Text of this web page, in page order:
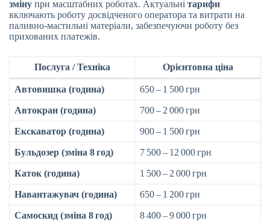
зміну при масштабних роботах. Актуальні тарифи
включають роботу досвідченого оператора та витрати на
паливно-мастильні матеріали, забезпечуючи роботу без
прихованих платежів.
Послуга / Техніка Орієнтовна ціна
Автовишка (година) 650 – 1 500 грн
Автокран (година) 700 – 2 000 грн
Екскаватор (година) 900 – 1 500 грн
Бульдозер (зміна 8 год) 7 500 – 12 000 грн
Каток (година) 1 500 – 2 000 грн
Навантажувач (година) 650 – 1 200 грн
Самоскид (зміна 8 год) 8 400 – 9 000 грн